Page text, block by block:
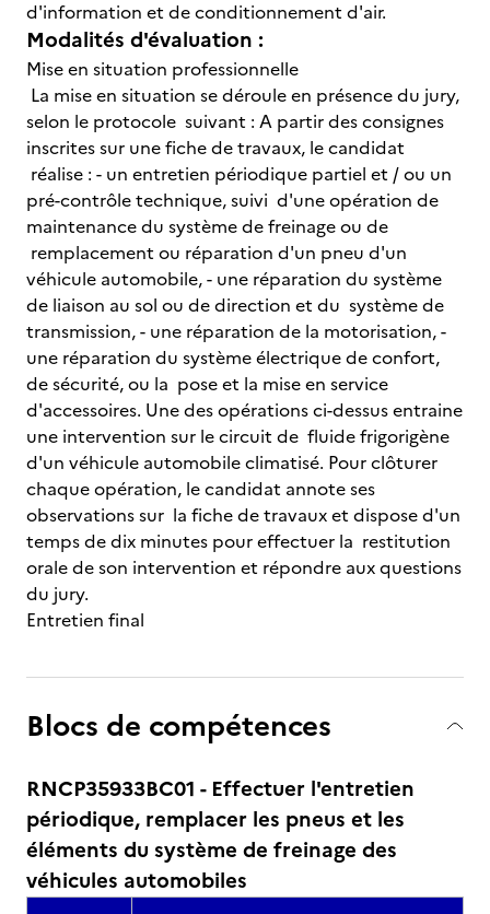
d'information et de conditionnement d'air.
Modalités d'évaluation :
Mise en situation professionnelle
La mise en situation se déroule en présence du jury,
selon le protocole suivant : A partir des consignes
inscrites sur une fiche de travaux, le candidat
réalise : - un entretien périodique partiel et / ou un
pré-contrôle technique, suivi d'une opération de
maintenance du système de freinage ou de
remplacement ou réparation d'un pneu d'un
véhicule automobile, - une réparation du système
de liaison au sol ou de direction et du système de
transmission, - une réparation de la motorisation, -
une réparation du système électrique de confort,
de sécurité, ou la pose et la mise en service
d'accessoires. Une des opérations ci-dessus entraine
une intervention sur le circuit de fluide frigorigène
d'un véhicule automobile climatisé. Pour clôturer
chaque opération, le candidat annote ses
observations sur la fiche de travaux et dispose d'un
temps de dix minutes pour effectuer la restitution
orale de son intervention et répondre aux questions
du jury.
Entretien final
Blocs de compétences
RNCP35933BC01 - Effectuer l'entretien
périodique, remplacer les pneus et les
éléments du système de freinage des
véhicules automobiles